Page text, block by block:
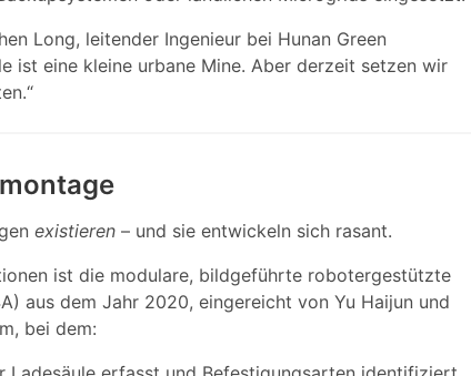
Long, leitender Ingenieur bei Hunan Green
ist eine kleine urbane Mine. Aber derzeit setzen wir
existieren – und sie entwickeln sich rasant.
ist die modulare, bildgeführte robotergestützte
aus dem Jahr 2020, eingereicht von Yu Haijun und
bei dem: